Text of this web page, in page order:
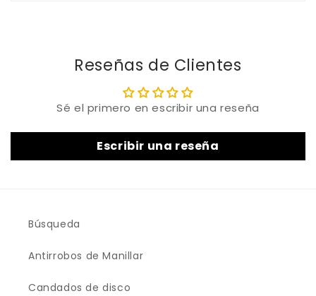
Reseñas de Clientes
Sé el primero en escribir una reseña
Escribir una reseña
Búsqueda
Antirrobos de Manillar
Candados de disco